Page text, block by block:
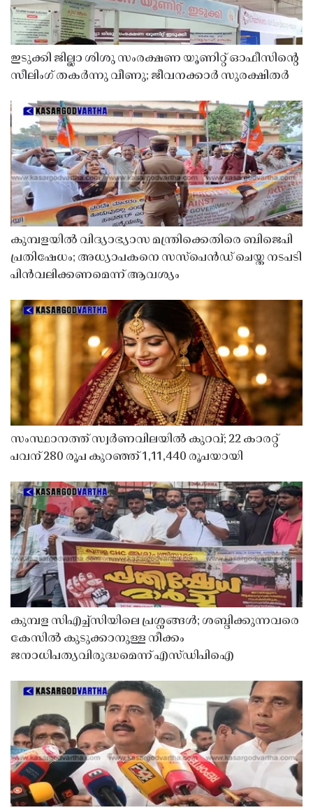
ഇടുക്കി ജില്ലാ ശിശു സംരക്ഷണ യൂണിറ്റ് ഓഫീസിൻ്റെ
സീലിംഗ് തകർന്നു വീണു; ജീവനക്കാർ സുരക്ഷിതർ
കുമ്പളയിൽ വിദ്യാഭ്യാസ മന്ത്രിക്കെതിരെ ബിജെപി
പ്രതിഷേധം; അധ്യാപകനെ സസ്‌പെൻഡ് ചെയ്ത നടപടി
പിൻവലിക്കണമെന്ന് ആവശ്യം
സംസ്ഥാനത്ത് സ്വർണവിലയിൽ കുറവ്; 22 കാരറ്റ്
പവന് 280 രൂപ കുറഞ്ഞ് 1,11,440 രൂപയായി
കുമ്പള സിഎച്ച്സിയിലെ പ്രശ്നങ്ങൾ; ശബ്ദിക്കുന്നവരെ
കേസിൽ കുടുക്കാനുള്ള നീക്കം
ജനാധിപത്യവിരുദ്ധമെന്ന് എസ്ഡിപിഐ